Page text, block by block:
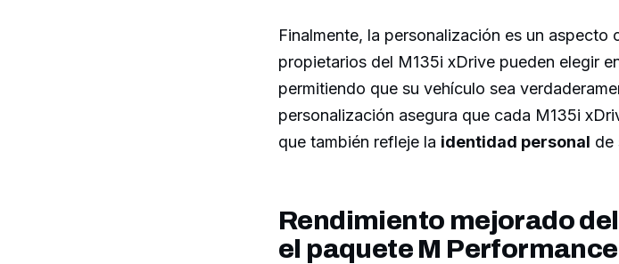
Finalmente, la personalización es un
propietarios del M135i xDrive pueden elegir
permitiendo que su vehículo sea
personalización asegura que cada M135i
que también refleje la identidad personal de
Rendimiento mejorado
el paquete M Performance